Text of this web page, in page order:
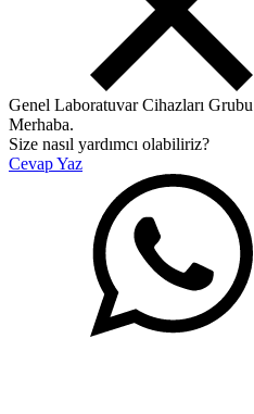
Genel Laboratuvar Cihazları Grubu
Merhaba.
Size nasıl yardımcı olabiliriz?
Cevap Yaz